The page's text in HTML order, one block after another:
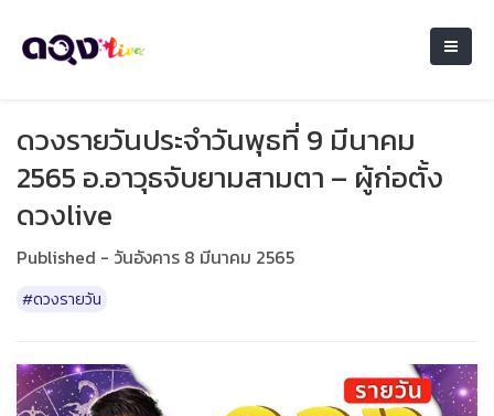
ดวงรายวันประจำวันพุธที่ 9 มีนาคม
2565 อ.อาวุธจับยามสามตา – ผู้ก่อตั้ง
ดวงlive
Published - วันอังคาร 8 มีนาคม 2565
#ดวงรายวัน